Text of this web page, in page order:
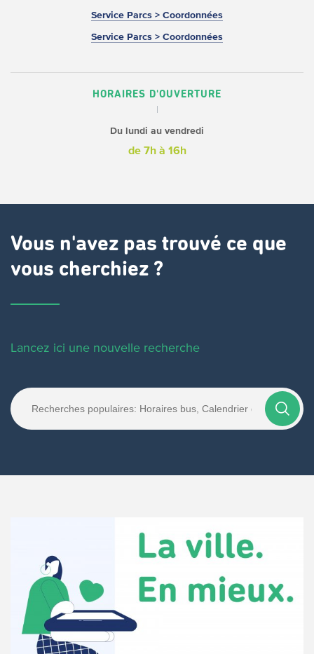
Service Parcs > Coordonnées
Service Parcs > Coordonnées
HORAIRES D'OUVERTURE
Du lundi au vendredi
de 7h à 16h
Vous n'avez pas trouvé ce que
vous cherchiez ?
Lancez ici une nouvelle recherche